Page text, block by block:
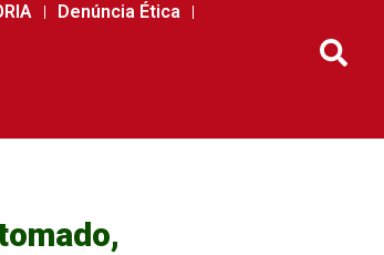
Denúncia Ética